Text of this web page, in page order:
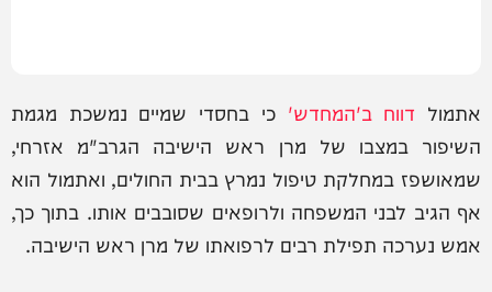
אתמול דווח ב'המחדש' כי בחסדי שמיים נמשכת מגמת
השיפור במצבו של מרן ראש הישיבה הגרב"מ אזרחי,
שמאושפז במחלקת טיפול נמרץ בבית החולים, ואתמול הוא
אף הגיב לבני המשפחה ולרופאים שסובבים אותו. בתוך כך,
אמש נערכה תפילת רבים לרפואתו של מרן ראש הישיבה.